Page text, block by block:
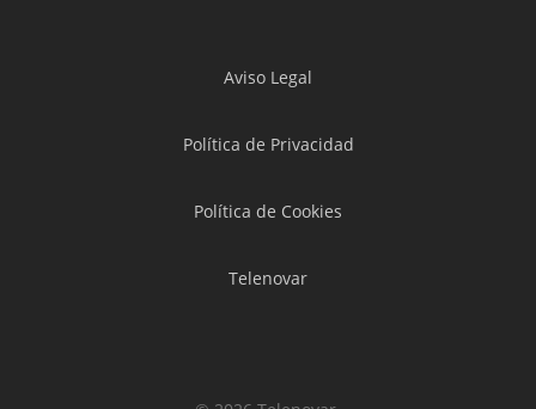
Aviso Legal
Política de Privacidad
Política de Cookies
Telenovar